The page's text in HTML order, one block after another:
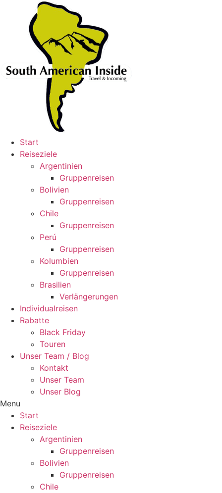
Start
Reiseziele
Argentinien
Gruppenreisen
Bolivien
Gruppenreisen
Chile
Gruppenreisen
Perú
Gruppenreisen
Kolumbien
Gruppenreisen
Brasilien
Verlängerungen
Individualreisen
Rabatte
Black Friday
Touren
Unser Team / Blog
Kontakt
Unser Team
Unser Blog
Menu
Start
Reiseziele
Argentinien
Gruppenreisen
Bolivien
Gruppenreisen
Chile